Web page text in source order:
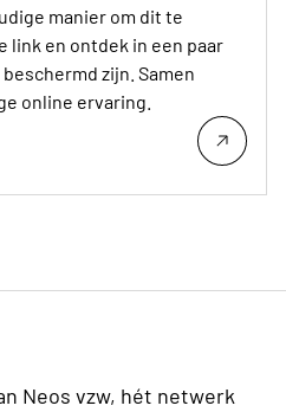
manier om dit te
link en ontdek in een paar
zijn. Samen
online ervaring.
Neos vzw, hét netwerk